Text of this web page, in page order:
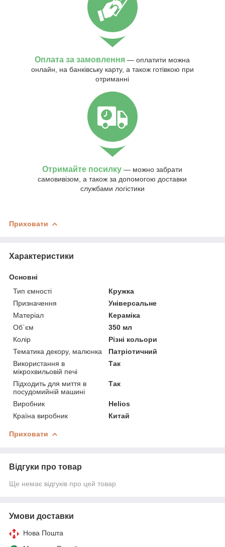
Оплата за замовлення — оплатити можна
онлайн, на банківську карту, а також готівкою при
отриманні
Отримайте посилку — можно забрати
самовивізом, а також за допомогою доставки
службами логістики
Приховати
Характеристики
Основні
Тип ємності
Кружка
Призначення
Універсальне
Матеріал
Кераміка
Об`єм
350 мл
Колір
Різні кольори
Тематика декору, малюнка
Патріотичний
Використання в
мікрохвильовій печі
Так
Підходить для миття в
посудомийній машині
Так
Виробник
Helios
Країна виробник
Китай
Приховати
Відгуки про товар
Ще немає відгуків про цей товар
Умови доставки
Нова Пошта